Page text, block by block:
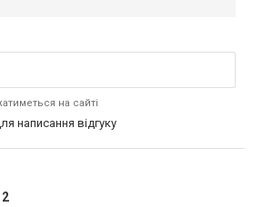
на сайті
написання відгуку